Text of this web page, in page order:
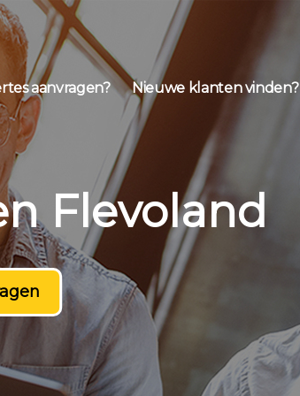
Flevoland
aanvragen? Nieuwe klanten vinden?